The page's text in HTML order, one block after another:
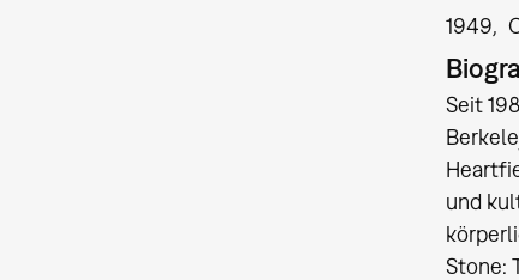
1949
Seit
und
Stone: